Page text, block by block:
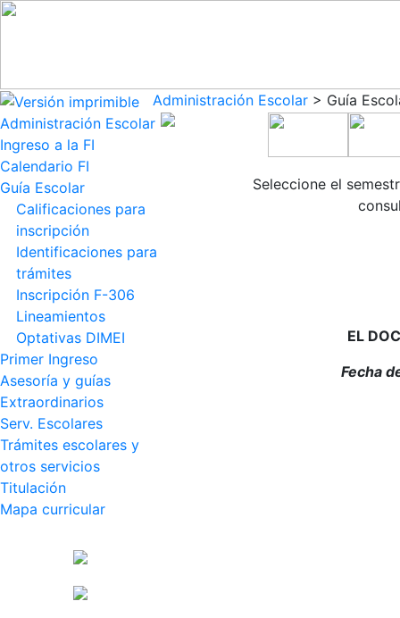
Administración Escolar > Guía
Administración Escolar
Ingreso a la FI
Calendario FI
Guía Escolar
Calificaciones para
inscripción
Identificaciones para
trámites
Inscripción F-306
Lineamientos
Optativas DIMEI
Primer Ingreso
Asesoría y guías
Extraordinarios
Serv. Escolares
Trámites escolares y
otros servicios
Titulación
Mapa curricular
Seleccione el
EL
Fecha